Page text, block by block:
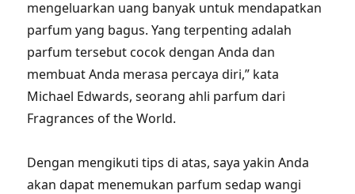
mengeluarkan uang banyak untuk mendapatkan
parfum yang bagus. Yang terpenting adalah
parfum tersebut cocok dengan Anda dan
membuat Anda merasa percaya diri,” kata
Michael Edwards, seorang ahli parfum dari
Fragrances of the World.
Dengan mengikuti tips di atas, saya yakin Anda
akan dapat menemukan parfum sedap wangi